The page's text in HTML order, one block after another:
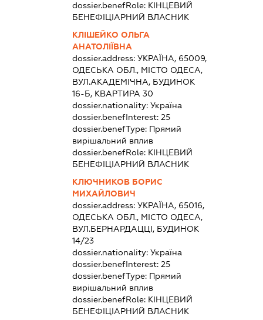
dossier.benefRole: КІНЦЕВИЙ
БЕНЕФІЦІАРНИЙ ВЛАСНИК
КЛІШЕЙКО ОЛЬГА
АНАТОЛІЇВНА
dossier.address:УКРАЇНА, 65009,
ОДЕСЬКА ОБЛ., МІСТО ОДЕСА,
ВУЛ.АКАДЕМІЧНА, БУДИНОК
16-Б, КВАРТИРА 30
dossier.nationality:Україна
dossier.benefInterest:25
dossier.benefType: Прямий
вирішальний вплив
dossier.benefRole: КІНЦЕВИЙ
БЕНЕФІЦІАРНИЙ ВЛАСНИК
КЛЮЧНИКОВ БОРИС
МИХАЙЛОВИЧ
dossier.address:УКРАЇНА, 65016,
ОДЕСЬКА ОБЛ., МІСТО ОДЕСА,
ВУЛ.БЕРНАРДАЦЦІ, БУДИНОК
14/23
dossier.nationality:Україна
dossier.benefInterest:25
dossier.benefType: Прямий
вирішальний вплив
dossier.benefRole: КІНЦЕВИЙ
БЕНЕФІЦІАРНИЙ ВЛАСНИК